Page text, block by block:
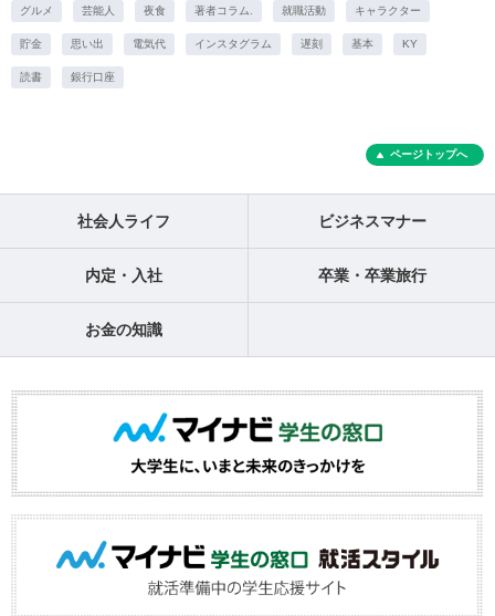
グルメ 芸能人 夜食 著者コラム. 就職活動 キャラクター
貯金 思い出 電気代 インスタグラム 遅刻 基本 KY
読書 銀行口座
ページトップへ
社会人ライフ ビジネスマナー
内定・入社 卒業・卒業旅行
お金の知識